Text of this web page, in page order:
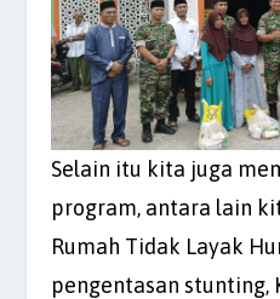
Selain itu kita juga
program, antara lain
Rumah Tidak Layak
pengentasan stunting,